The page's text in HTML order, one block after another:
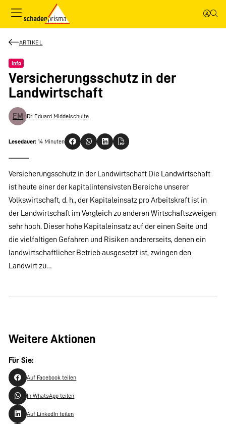
ARTIKEL
Info
Versicherungsschutz in der
Landwirtschaft
EM Dr. Eduard Middelschulte
Lesedauer: 14 Minuten
Versicherungsschutz in der Landwirtschaft Die Landwirtschaft
ist heute einer der kapitalintensivsten Bereiche unserer
Volkswirtschaft, d. h., der Kapitaleinsatz pro Arbeitskraft ist in
der Landwirtschaft im Vergleich zu anderen Wirtschaftszweigen
sehr hoch. Dieser hohe Kapitaleinsatz auf der einen Seite und
die vielfaItigen Gefahren und Risiken andererseits, denen ein
landwirtschaftlicher Betrieb ausgesetzt ist, zwingen den
Landwirt zu…
Weitere Aktionen
Für Sie:
Auf Facebook teilen
In WhatsApp teilen
Auf LinkedIn teilen